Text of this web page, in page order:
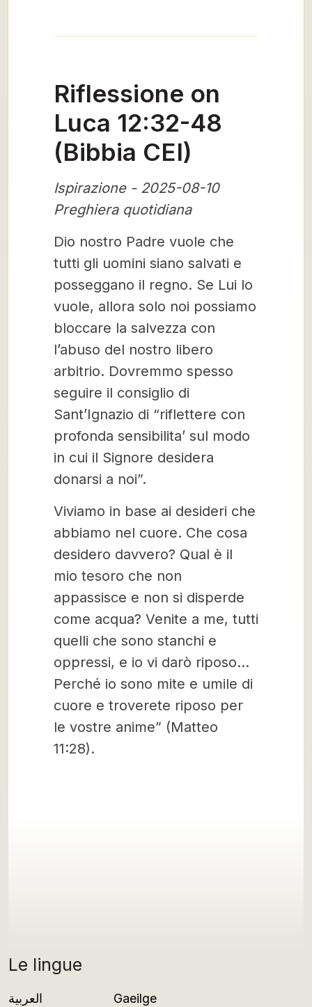
Le lingue
العربية
Gaeilge
Riflessione on
Luca 12:32-48
(Bibbia CEI)
Ispirazione - 2025-08-10
Preghiera quotidiana
Dio nostro Padre vuole che
tutti gli uomini siano salvati e
posseggano il regno. Se Lui lo
vuole, allora solo noi possiamo
bloccare la salvezza con
l’abuso del nostro libero
arbitrio. Dovremmo spesso
seguire il consiglio di
Sant’Ignazio di “riflettere con
profonda sensibilita’ sul modo
in cui il Signore desidera
donarsi a noi”.
Viviamo in base ai desideri che
abbiamo nel cuore. Che cosa
desidero davvero? Qual è il
mio tesoro che non
appassisce e non si disperde
come acqua? Venite a me, tutti
quelli che sono stanchi e
oppressi, e io vi darò riposo…
Perché io sono mite e umile di
cuore e troverete riposo per
le vostre anime” (Matteo
11:28).